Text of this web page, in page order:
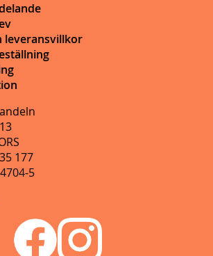
leveransvillkor
177
5